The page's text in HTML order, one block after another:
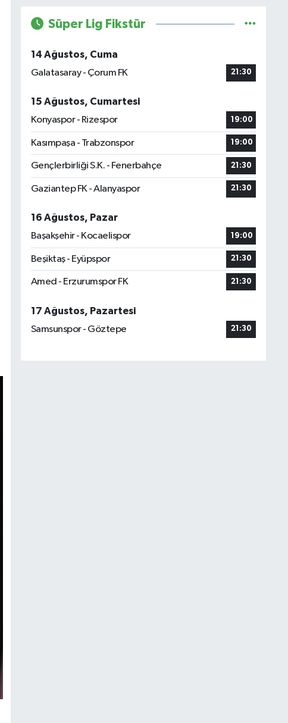
Süper Lig Fikstür
14 Ağustos, Cuma
Galatasaray - Çorum FK
21:30
15 Ağustos, Cumartesi
Konyaspor - Rizespor
19:00
Kasımpaşa - Trabzonspor 19:00
Gençlerbirliği S.K. - Fenerbahçe 21:30
Gaziantep FK - Alanyaspor 21:30
16 Ağustos, Pazar
Başakşehir - Kocaelispor
19:00
Beşiktaş - Eyüpspor 21:30
Amed - Erzurumspor FK 21:30
17 Ağustos, Pazartesi
Samsunspor - Göztepe
21:30